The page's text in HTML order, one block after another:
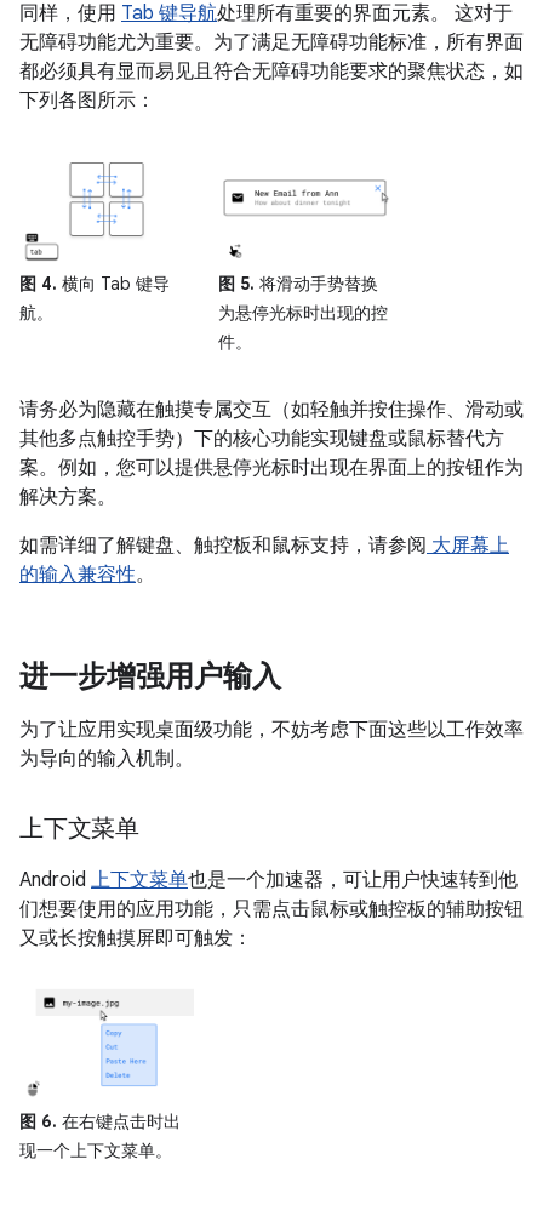
同样，使用 Tab 键导航处理所有重要的界面元素。 这对于
无障碍功能尤为重要。为了满足无障碍功能标准，所有界面
都必须具有显而易见且符合无障碍功能要求的聚焦状态，如
下列各图所示：
图 4. 横向 Tab 键导
航。
图 5. 将滑动手势替换
为悬停光标时出现的控
件。
请务必为隐藏在触摸专属交互（如轻触并按住操作、滑动或
其他多点触控手势）下的核心功能实现键盘或鼠标替代方
案。例如，您可以提供悬停光标时出现在界面上的按钮作为
解决方案。
如需详细了解键盘、触控板和鼠标支持，请参阅 大屏幕上
的输入兼容性。
进一步增强用户输入
为了让应用实现桌面级功能，不妨考虑下面这些以工作效率
为导向的输入机制。
上下文菜单
Android 上下文菜单也是一个加速器，可让用户快速转到他
们想要使用的应用功能，只需点击鼠标或触控板的辅助按钮
又或长按触摸屏即可触发：
图 6. 在右键点击时出
现一个上下文菜单。